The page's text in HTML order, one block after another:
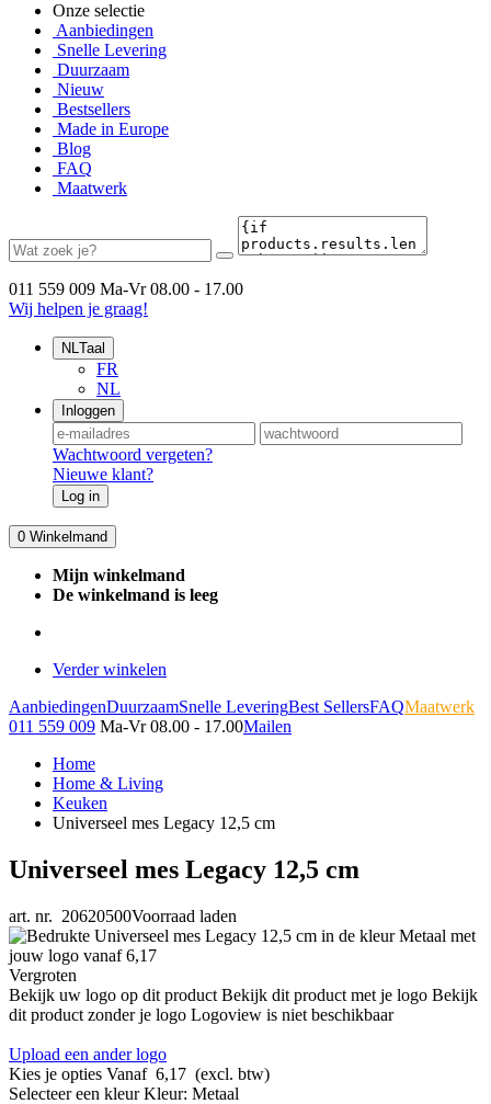
Onze selectie
Aanbiedingen
Snelle Levering
Duurzaam
Nieuw
Bestsellers
Made in Europe
Blog
FAQ
Maatwerk
011 559 009 Ma-Vr 08.00 - 17.00
Wij helpen je graag!
NLTaal
FR
NL
Inloggen
Wachtwoord vergeten?
Nieuwe klant?
Log in
0 Winkelmand
Mijn winkelmand
De winkelmand is leeg
Verder winkelen
AanbiedingenDuurzaamSnelle LeveringBest SellersFAQMaatwerk
011 559 009 Ma-Vr 08.00 - 17.00Mailen
Home
Home & Living
Keuken
Universeel mes Legacy 12,5 cm
Universeel mes Legacy 12,5 cm
art. nr. 20620500Voorraad laden
Vergroten
Bekijk uw logo op dit product Bekijk dit product met je logo Bekijk
dit product zonder je logo Logoview is niet beschikbaar
Upload een ander logo
Kies je opties Vanaf 6,17 (excl. btw)
Selecteer een kleur Kleur: Metaal